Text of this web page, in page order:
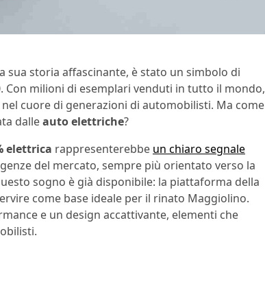
storia affascinante, è stato un simbolo di
Con milioni di esemplari venduti in tutto il mondo,
cuore di generazioni di automobilisti. Ma come
dalleauto elettriche?
elettrica rappresenterebbe un chiaro segnale
del mercato, sempre più orientato verso la
sogno è già disponibile: la piattaforma della
come base ideale per il rinato Maggiolino.
e un design accattivante, elementi che